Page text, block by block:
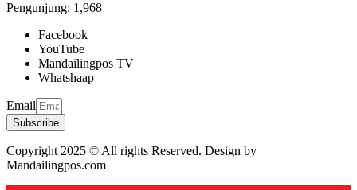
Pengunjung: 1,968
Facebook
YouTube
Mandailingpos TV
Whatshaap
Email
Subscribe
Copyright 2025 © All rights Reserved. Design by
Mandailingpos.com